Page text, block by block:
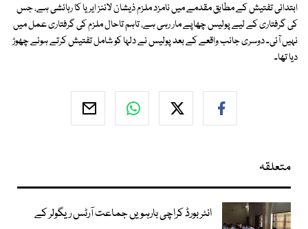
ابتدائی تفتیش کے مطابق مقدمے میں نامزد ملزم ذیشان لائنز ایریا کا رہائشی ہے، جس
کی گرفتاری کے لیے پولیس چھاپے مار رہی ہے، تاہم تاحال ملزم کی گرفتاری عمل میں
نہیں آئی۔ دوسری جانب واقعے کے بعد پولیس نے دلہا کو شامل تفتیش کرتے ہوئے چھوڑ
دیا تھا۔
متعلقہ
انٹر بورڈ کراچی بارہویں جماعت آرٹس ریگولر کے